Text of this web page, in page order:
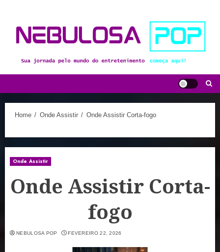
content
Home Onde Assistir Onde Assistir Corta-fogo
Onde Assistir
Onde Assistir Corta-
fogo
NEBULOSA POP FEVEREIRO 22, 2026